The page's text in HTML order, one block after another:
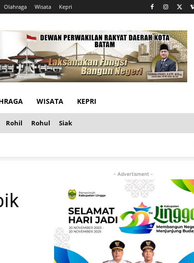
Olahraga Wisata Kepri
WISATA KEPRI
Rohil Rohul Siak
- Advertisment -